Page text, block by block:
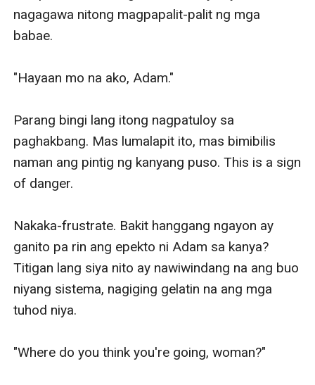
nagagawa nitong magpapalit-palit ng mga
babae.
"Hayaan mo na ako, Adam."
Parang bingi lang itong nagpatuloy sa
paghakbang. Mas lumalapit ito, mas bimibilis
naman ang pintig ng kanyang puso. This is a sign
of danger.
Nakaka-frustrate. Bakit hanggang ngayon ay
ganito pa rin ang epekto ni Adam sa kanya?
Titigan lang siya nito ay nawiwindang na ang buo
niyang sistema, nagiging gelatin na ang mga
tuhod niya.
"Where do you think you're going, woman?"